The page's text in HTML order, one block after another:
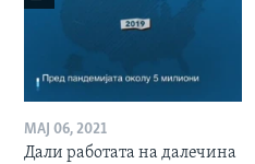
МАЈ 06, 2021
Дали работата на далечина